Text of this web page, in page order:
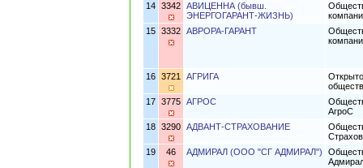
14 3342 АВИЦЕННА (бывш.
ЭНЕРГОГАРАНТ-ЖИЗНЬ)
15 3332 АВРОРА-ГАРАНТ
16 3721 АГРИГА
17 3775 АГРОС
АгроС
18 3290 АДВАНТ-СТРАХОВАНИЕ
19
46 АДМИРАЛ (ООО "СГ АДМИРАЛ")